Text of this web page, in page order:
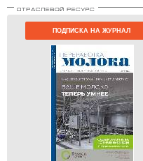
ПОДПИСКА НА ЖУРНАЛ